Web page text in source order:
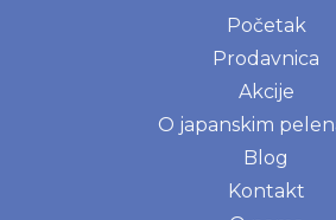
Početak
Prodavnica
Akcije
O japanskim
Blog
Kontakt